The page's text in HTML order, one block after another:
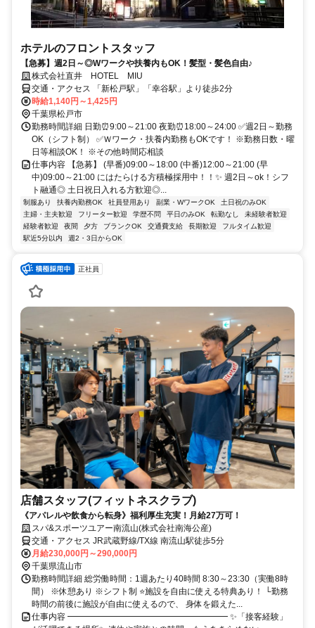
ホテルのフロントスタッフ
【急募】週2日～◎Wワークや扶養内もOK！髪型・髪色自由♪
株式会社直井 HOTEL MIU
交通・アクセス 「新松戸駅」「幸谷駅」より徒歩2分
時給1,140円～1,425円
千葉県松戸市
勤務時間詳細 日勤⏰9:00～21:00 夜勤⏰18:00～24:00 ✅週2日～勤務
OK（シフト制） ✅Ｗワーク・扶養内勤務もOKです！ ※勤務日数・曜
日等相談OK！ ※その他時間応相談
仕事内容 【急募】 (早番)09:00～18:00 (中番)12:00～21:00 (早
中)09:00～21:00 にはたらける方積極採用中！！✨ 週2日～ok！シフ
ト融通◎ 土日祝日入れる方歓迎◎...
制服あり 扶養内勤務OK 社員登用あり 副業・WワークOK
土日祝のみOK
主婦・主夫歓迎
フリーター歓迎 学歴不問 平日のみOK 転勤なし
未経験者歓迎
経験者歓迎
夜間 夕方 ブランクOK 交通費支給 長期歓迎
フルタイム歓迎
駅近5分以内
週2・3日からOK
正社員
店舗スタッフ(フィットネスクラブ)
《アパレルや飲食から転身》福利厚生充実！月給27万可！
スパ&スポーツユアー南流山(株式会社南海公産)
交通・アクセス JR武蔵野線/TX線 南流山駅徒歩5分
月給230,000円～290,000円
千葉県流山市
勤務時間詳細 総労働時間：1週あたり40時間 8:30～23:30（実働8時
間） ※休憩あり ※シフト制 ⭐施設を自由に使える特典あり！ └勤務
時間の前後に施設が自由に使えるので、 身体を鍛えた...
仕事内容 ━━━━━━━━━━━━━━━━━━━ ✨「接客経験」